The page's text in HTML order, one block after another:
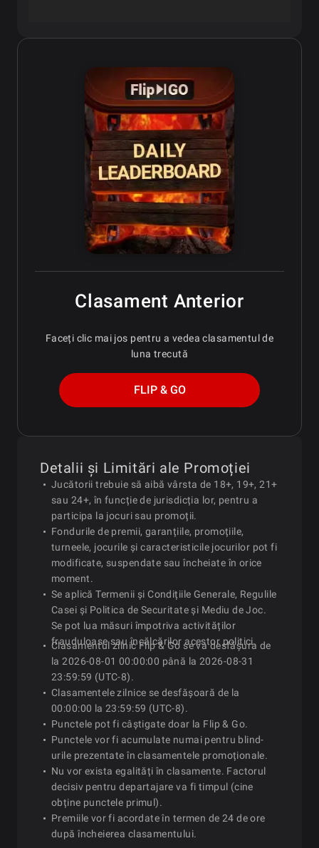
Clasament Anterior
Faceți clic mai jos pentru a vedea clasamentul de
luna trecută
FLIP & GO
Detalii și Limitări ale Promoției
Jucătorii trebuie să aibă vârsta de 18+, 19+, 21+
sau 24+, în funcție de jurisdicția lor, pentru a
participa la jocuri sau promoții.
Fondurile de premii, garanțiile, promoțiile,
turneele, jocurile și caracteristicile jocurilor pot fi
modificate, suspendate sau încheiate în orice
moment.
Se aplică Termenii și Condițiile Generale, Regulile
Casei și Politica de Securitate și Mediu de Joc.
Se pot lua măsuri împotriva activităților
frauduloase sau încălcărilor acestor politici.
Clasamentul zilnic Flip & Go se va desfășura de
la 2026-08-01 00:00:00 până la 2026-08-31
23:59:59 (UTC-8).
Clasamentele zilnice se desfășoară de la
00:00:00 la 23:59:59 (UTC-8).
Punctele pot fi câștigate doar la Flip & Go.
Punctele vor fi acumulate numai pentru blind-
urile prezentate în clasamentele promoționale.
Nu vor exista egalități în clasamente. Factorul
decisiv pentru departajare va fi timpul (cine
obține punctele primul).
Premiile vor fi acordate în termen de 24 de ore
după încheierea clasamentului.